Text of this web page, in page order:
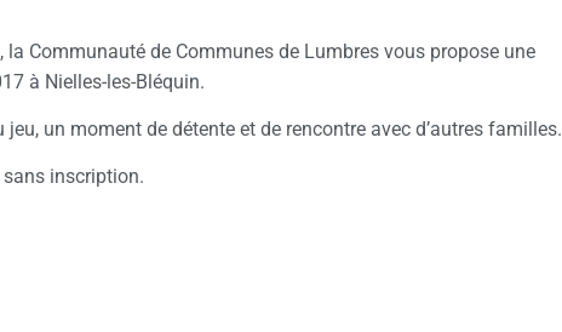
Communauté de Communes de Lumbres vous propose une
à Nielles-les-Bléquin.
un moment de détente et de rencontre avec d’autres familles.
inscription.